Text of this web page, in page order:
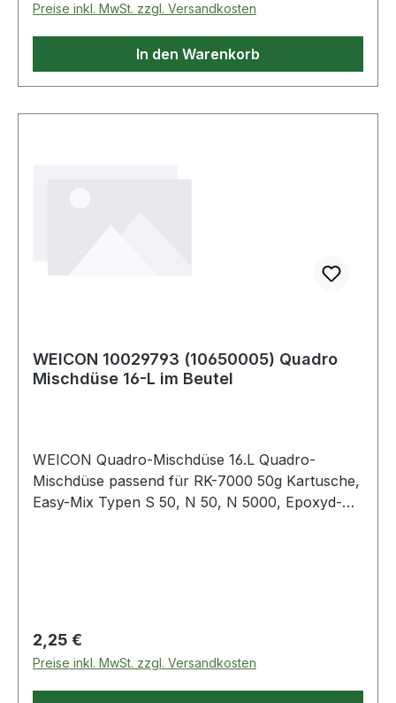
Preise inkl. MwSt. zzgl. Versandkosten
In den Warenkorb
WEICON 10029793 (10650005) Quadro
Mischdüse 16-L im Beutel
WEICON Quadro-Mischdüse 16.L Quadro-
Mischdüse passend für RK-7000 50g Kartusche,
Easy-Mix Typen S 50, N 50, N 5000, Epoxyd-
Regulärer Preis:
2,25 €
Preise inkl. MwSt. zzgl. Versandkosten